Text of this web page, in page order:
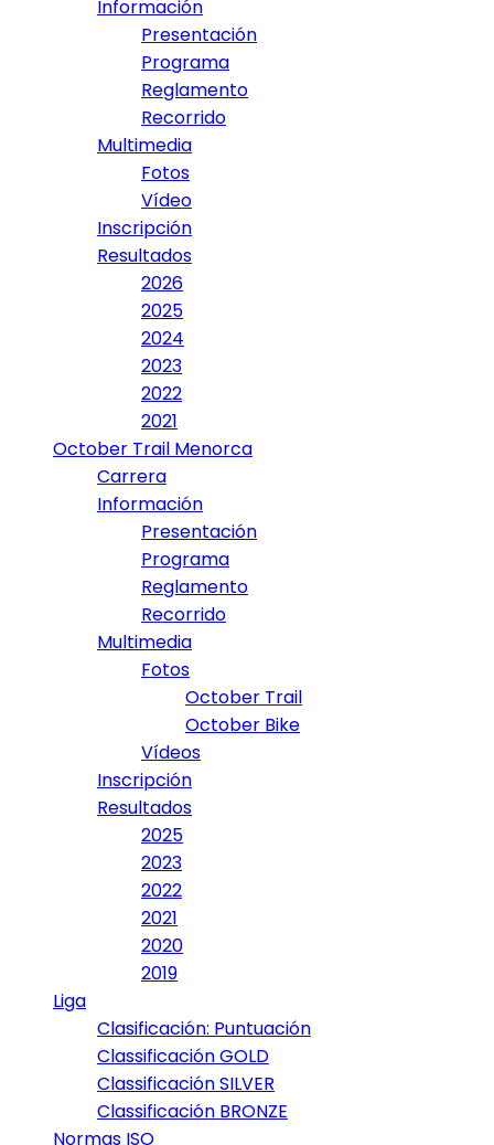
Información
Presentación
Programa
Reglamento
Recorrido
Multimedia
Fotos
Vídeo
Inscripción
Resultados
2026
2025
2024
2023
2022
2021
October Trail Menorca
Carrera
Información
Presentación
Programa
Reglamento
Recorrido
Multimedia
Fotos
October Trail
October Bike
Vídeos
Inscripción
Resultados
2025
2023
2022
2021
2020
2019
Liga
Clasificación: Puntuación
Classificación GOLD
Classificación SILVER
Classificación BRONZE
Normas ISO